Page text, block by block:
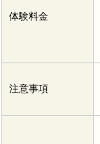
体験料金
注意事項